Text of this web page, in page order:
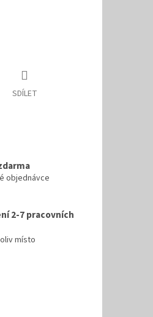
SDÍLET
objednávce
2-7 pracovních
místo